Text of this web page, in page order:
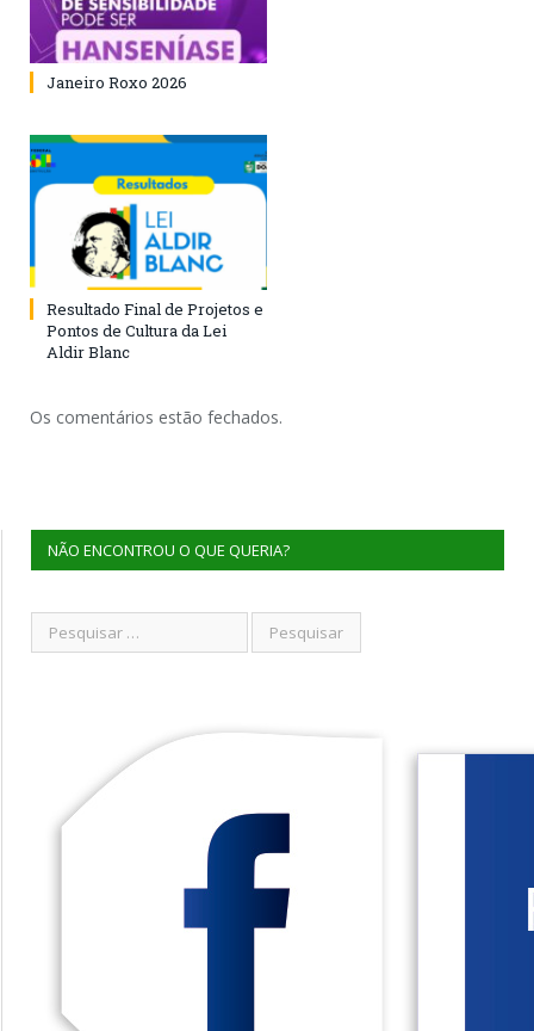
Janeiro Roxo 2026
Resultado Final de Projetos e
Pontos de Cultura da Lei
Aldir Blanc
Os comentários estão fechados.
NÃO ENCONTROU O QUE QUERIA?